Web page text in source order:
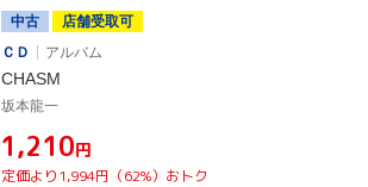
中古
店舗受取可
ＣＤ
アルバム
CHASM
坂本龍一
¥1,210円
定価より1,994円（62%）おトク